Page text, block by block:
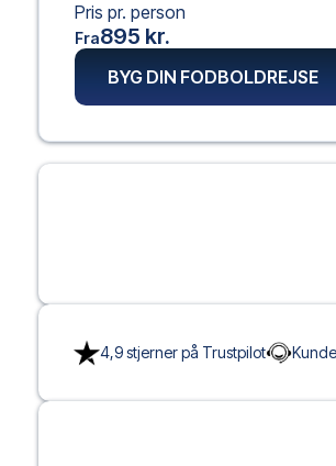
4,9 stjerner på Trustpilot
Pris pr. person
Fra895 kr.
BYG DIN FODBOLDREJSE